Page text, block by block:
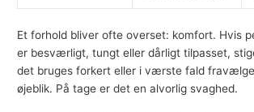
Et forhold bliver ofte overset: komfort. Hvis
er besværligt, tungt eller dårligt tilpasset,
det bruges forkert eller i værste fald
øjeblik. På tage er det en alvorlig svaghed.